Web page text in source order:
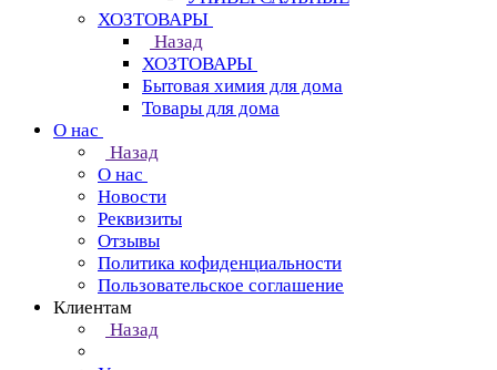
ХОЗТОВАРЫ
Назад
ХОЗТОВАРЫ
Бытовая химия для дома
Товары для дома
О нас
Назад
О нас
Новости
Реквизиты
Отзывы
Политика кофиденциальности
Пользовательское соглашение
Клиентам
Назад